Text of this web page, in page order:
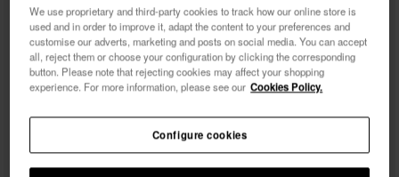
We use proprietary and third-party cookies to track how our online store is
used and in order to improve it, adapt the content to your preferences and
customise our adverts, marketing and posts on social media. You can accept
all, reject them or choose your configuration by clicking the corresponding
button. Please note that rejecting cookies may affect your shopping
experience. For more information, please see our Cookies Policy.
Configure cookies